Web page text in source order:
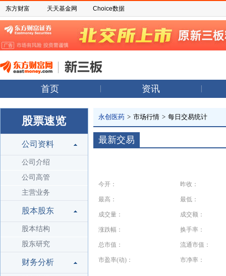
东方财富 天天基金网 Choice数据
首页 资讯
股票速览
公司资料
公司介绍
公司高管
主营业务
股本股东
股本结构
股东研究
财务分析
永创医药 > 市场行情 > 每日交易统计
最新交易
今开： 昨收：
最高： 最低：
成交量： 成交额：
涨跌幅： 换手率：
总市值： 流通市值：
市盈率(动)： 市净率：